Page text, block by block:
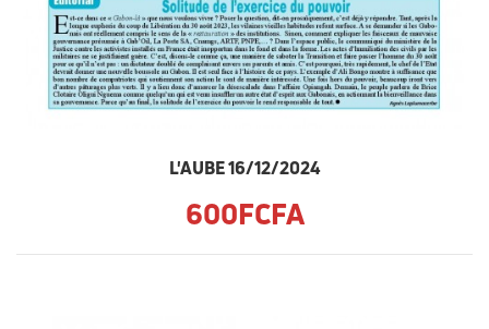
L'AUBE 16/12/2024
600FCFA